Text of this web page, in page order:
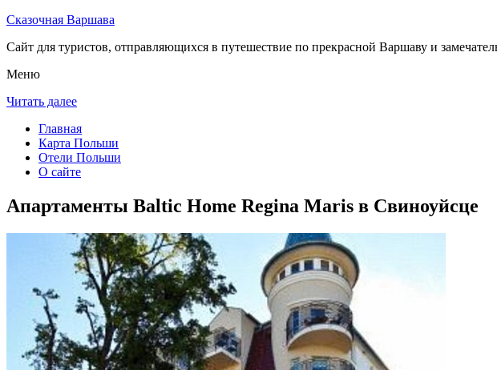
Сказочная Варшава
Сайт для туристов, отправляющихся в путешествие по прекрасной Варшаву и
Меню
Читать далее
Главная
Карта Польши
Отели Польши
О сайте
Апартаменты Baltic Home Regina Maris в Свиноуйсце